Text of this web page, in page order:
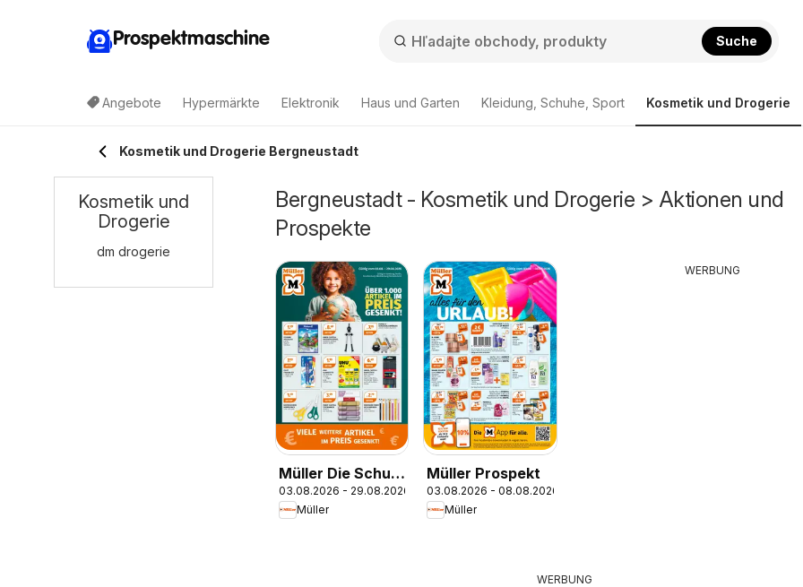
Prospektmaschine Suche
Angebote Hypermärkte Elektronik Haus und Garten Kleidung, Schuhe, Sport Kosmetik und Drogerie
Kosmetik und Drogerie Bergneustadt
Bergneustadt - Kosmetik und Drogerie > Aktionen und
Prospekte
Müller Die Schule
ruft
03.08.2026 - 29.08.2026
Müller
Müller Prospekt
03.08.2026 - 08.08.2026
Müller
WERBUNG
WERBUNG
Kosmetik und
Drogerie
dm drogerie